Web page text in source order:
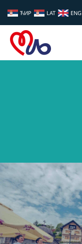
ЋИР LAT ENG